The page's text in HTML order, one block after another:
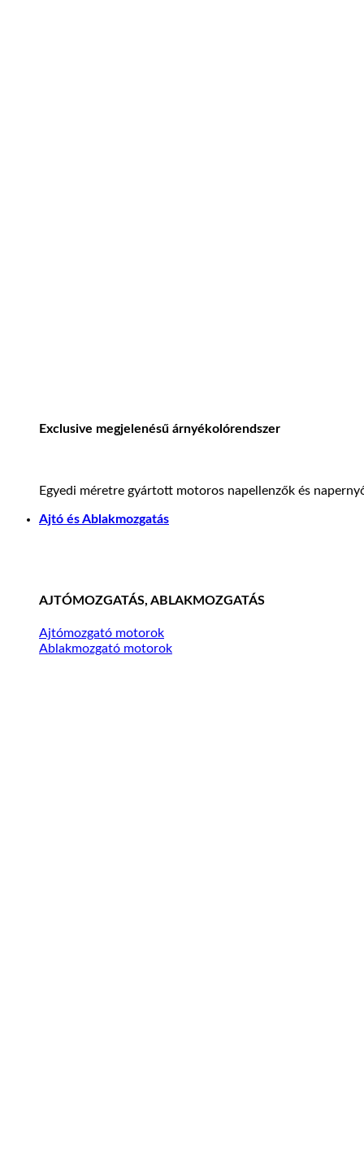
Exclusive megjelenésű árnyékolórendszer
Egyedi méretre gyártott motoros napellenzők és
Ajtó és Ablakmozgatás
AJTÓMOZGATÁS, ABLAKMOZGATÁS
Ajtómozgató motorok
Ablakmozgató motorok